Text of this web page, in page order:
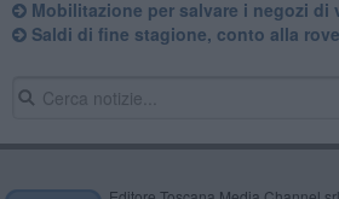
Mobilitazione per salvare i negozi di
Saldi di fine stagione, conto alla